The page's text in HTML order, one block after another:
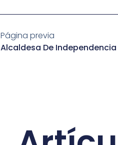
Página previa